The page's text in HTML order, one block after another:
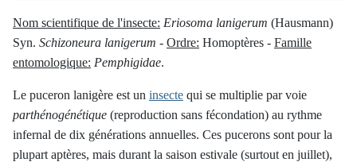
Nom scientifique de l'insecte: Eriosoma lanigerum (Hausmann)
Syn. Schizoneura lanigerum - Ordre: Homoptères - Famille
entomologique: Pemphigidae.
Le puceron lanigère est un insecte qui se multiplie par voie
parthénogénétique (reproduction sans fécondation) au rythme
infernal de dix générations annuelles. Ces pucerons sont pour la
plupart aptères, mais durant la saison estivale (surtout en juillet),